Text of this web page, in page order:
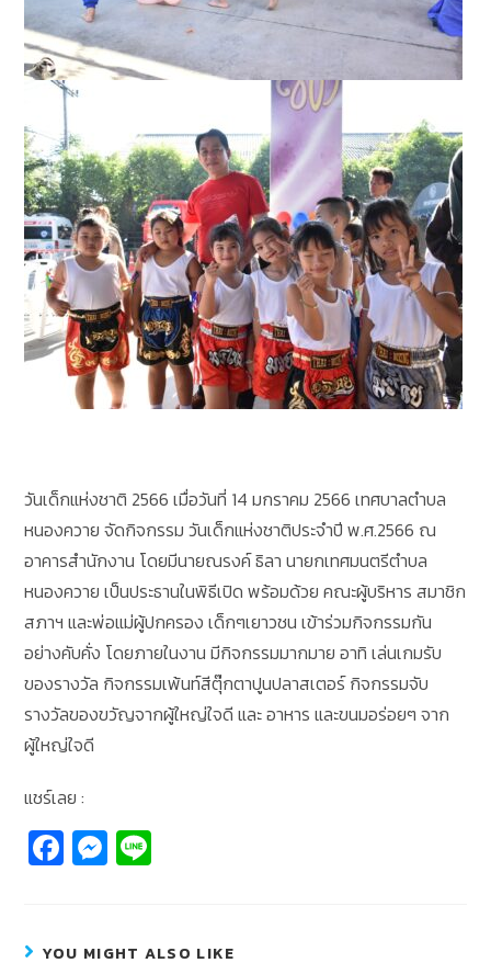
วันเด็กแห่งชาติ 2566 เมื่อวันที่ 14 มกราคม 2566 เทศบาลตำบล
หนองควาย จัดกิจกรรม วันเด็กแห่งชาติประจำปี พ.ศ.2566 ณ
อาคารสำนักงาน โดยมีนายณรงค์ ธิลา นายกเทศมนตรีตำบล
หนองควาย เป็นประธานในพิธีเปิด พร้อมด้วย คณะผู้บริหาร สมาชิก
สภาฯ และพ่อแม่ผู้ปกครอง เด็กๆเยาวชน เข้าร่วมกิจกรรมกัน
อย่างคับคั่ง โดยภายในงาน มีกิจกรรมมากมาย อาทิ เล่นเกมรับ
ของรางวัล กิจกรรมเพ้นท์สีตุ๊กตาปูนปลาสเตอร์ กิจกรรมจับ
รางวัลของขวัญจากผู้ใหญ่ใจดี และ อาหาร และขนมอร่อยๆ จาก
ผู้ใหญ่ใจดี
แชร์เลย :
Fa
c
M
e
YOU MIGHT ALSO LIKE